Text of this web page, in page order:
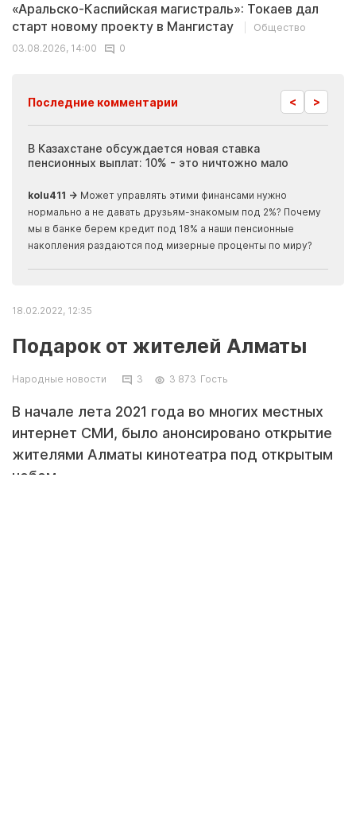
«Аральско-Каспийская магистраль»: Токаев дал
старт новому проекту в Мангистау
Общество
03.08.2026, 14:00
0
Последние комментарии < >
В Казахстане обсуждается новая ставка
пенсионных выплат: 10% - это ничтожно мало
kolu411 → Может управлять этими финансами нужно
нормально а не давать друзьям-знакомым под 2%? Почему
мы в банке берем кредит под 18% а наши пенсионные
накопления раздаются под мизерные проценты по миру?
18.02.2022, 12:35
Подарок от жителей Алматы
Народные новости 3 3 873 Гость
В начале лета 2021 года во многих местных
интернет СМИ, было анонсировано открытие
жителями Алматы кинотеатра под открытым
небом